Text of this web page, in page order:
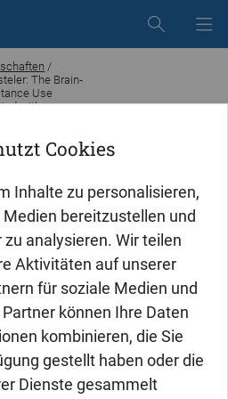
Cookies
Inhalte zu personalisieren,
bereitzustellen und
analysieren. Wir teilen
Aktivitäten auf unserer
für soziale Medien und
können Ihre Daten
kombinieren, die Sie
gestellt haben oder die
Dienste gesammelt
/
The Brain-
Use
with